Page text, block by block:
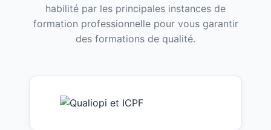
habilité par les principales instances de
formation professionnelle pour vous garantir
des formations de qualité.